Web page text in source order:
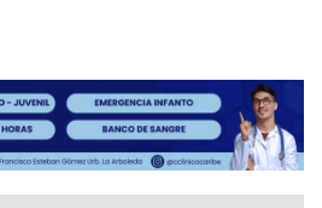
nueva mesa de diálogo
INTERNACIONALES ÚLTIMA HORA